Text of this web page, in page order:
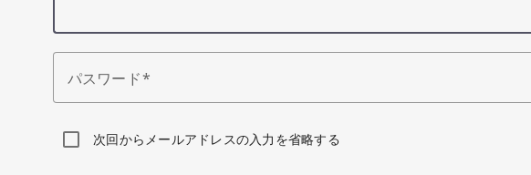
パスワード
次回からメールアドレスの入力を省略する